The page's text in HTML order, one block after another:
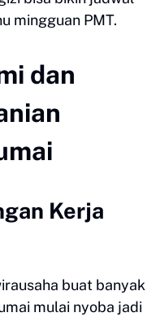
mingguan PMT.
dan
Kerja
buat banyak
mulai nyoba jadi